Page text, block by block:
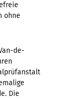
ohne
de-
Die